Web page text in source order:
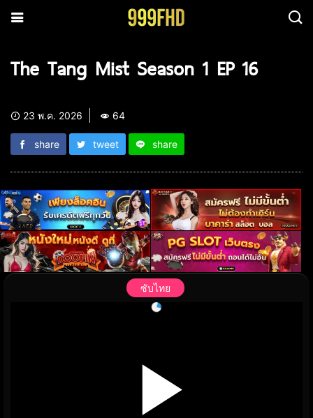
The Tang Mist Season 1 EP 16
23 พ.ค. 2026 64
share tweet share
ซับไทย